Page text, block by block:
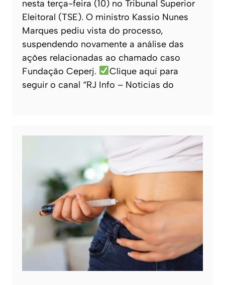
nesta terça-feira (10) no Tribunal Superior
Eleitoral (TSE). O ministro Kassio Nunes
Marques pediu vista do processo,
suspendendo novamente a análise das
ações relacionadas ao chamado caso
Fundação Ceperj.
Clique aqui para
seguir o canal “RJ Info – Noticias do